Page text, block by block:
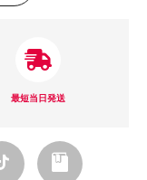
最短当日発送